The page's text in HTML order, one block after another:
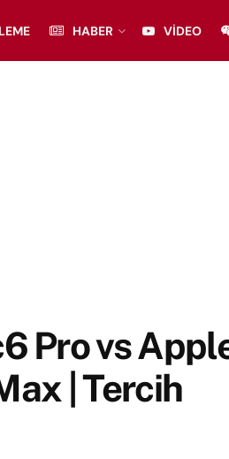
HABER VIDEO
Pro vs
| Tercih